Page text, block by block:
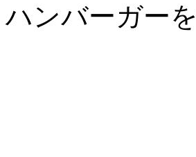
ハンバーガー